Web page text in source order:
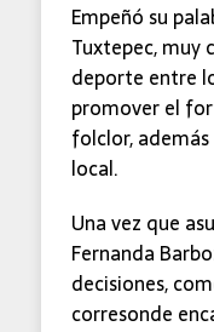
Empeñó su
Tuxtepec, muy
deporte entre
promover el
folclor,
local.
Una vez que
Fernanda
decisiones,
corresonde